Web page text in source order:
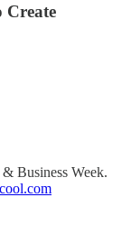
Create
Business Week.